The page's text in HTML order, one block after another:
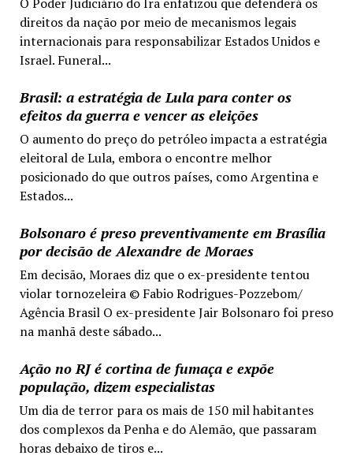
direitos da nação por meio de mecanismos legais
internacionais para responsabilizar Estados Unidos e
Israel. Funeral...
Brasil: a estratégia de Lula para conter os
efeitos da guerra e vencer as eleições
O aumento do preço do petróleo impacta a estratégia
eleitoral de Lula, embora o encontre melhor
posicionado do que outros países, como Argentina e
Estados...
Bolsonaro é preso preventivamente em Brasília
por decisão de Alexandre de Moraes
Em decisão, Moraes diz que o ex-presidente tentou
violar tornozeleira © Fabio Rodrigues-Pozzebom/
Agência Brasil O ex-presidente Jair Bolsonaro foi preso
na manhã deste sábado...
Ação no RJ é cortina de fumaça e expõe
população, dizem especialistas
Um dia de terror para os mais de 150 mil habitantes
dos complexos da Penha e do Alemão, que passaram
horas debaixo de tiros e...